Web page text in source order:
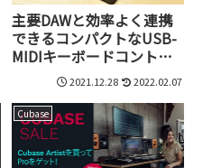
主要DAWと効率よく連携
できるコンパクトなUSB-
MIDIキーボードコントロ
ーラー、Impact GX Mini
とImpact LX Mini
2021.12.28 2022.02.07
Cubase